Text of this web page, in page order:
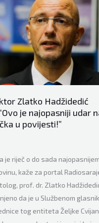
Zlatko Hadžidedić
je najopasniji udar
u povijesti!”
je riječ o do sada
kaže za portal
prof. dr. Zlatko
da je u Službenom
tog entiteta Željke